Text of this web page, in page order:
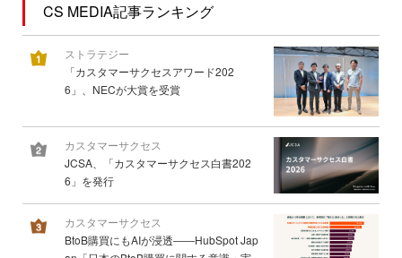
CS MEDIA記事ランキング
ストラテジー
「カスタマーサクセスアワード202
6」、NECが大賞を受賞
カスタマーサクセス
JCSA、「カスタマーサクセス白書202
6」を発行
カスタマーサクセス
BtoB購買にもAIが浸透――HubSpot Jap